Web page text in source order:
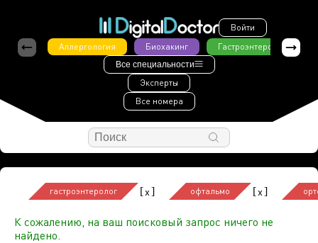
Войти
Аллергология
Биохакинг Гастроэнтерология
Все специальности
Эксперты
Все номера
гастроэнтеролог [x] офтальмо [x]
К сожалению, на ваш поисковый запрос ничего не
найдено.